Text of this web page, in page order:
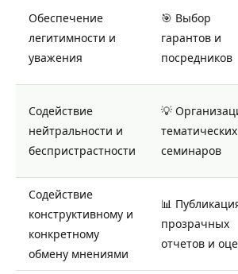
Обеспечение
легитимности и
уважения
🎯 Выбор
гарантов и
посредников
Содействие
нейтральности и
беспристрастности
💡
тематических
семинаров
Содействие
конструктивному и
конкретному
обмену мнениями
📊
прозрачных
отчетов и